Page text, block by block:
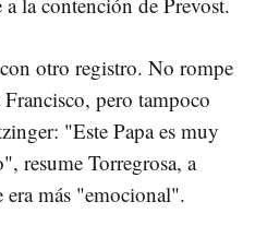
otro registro. No rompe
pero tampoco
"Este Papa es muy
resume Torregrosa, a
era más "emocional".